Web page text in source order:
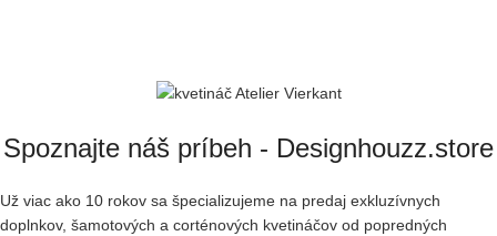
Spoznajte náš príbeh - Designhouzz.store
Už viac ako 10 rokov sa špecializujeme na predaj exkluzívnych
doplnkov, šamotových a corténových kvetináčov od popredných